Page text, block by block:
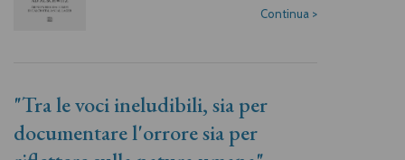
Continua >
"Tra le voci ineludibili, sia per
documentare l'orrore sia per